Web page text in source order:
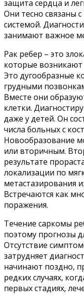
защита сердца и
Они тесно связаны
системой.
занимают важное
Рак ребер – это
которые возникают
Это дугообразные
грудными
Вместе они
клетки.
даже у детей. Он
числа больных с
Новообразование
или вторичным.
результате
локализации по
метастазирования
Встречаются как
поражения.
Течение саркомы
поэтому прогнозы
Отсутствие
затрудняет
начинают поздно,
редких случаях,
первых стадиях,